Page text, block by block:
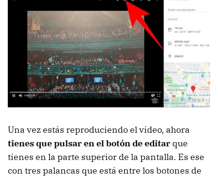
Una vez estás reproduciendo el vídeo, ahora
tienes que pulsar en el botón de editar que
tienes en la parte superior de la pantalla. Es ese
con tres palancas que está entre los botones de